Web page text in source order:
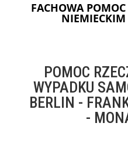
FACHOWA
POMOC
WYPADKU
BERLIN -
-